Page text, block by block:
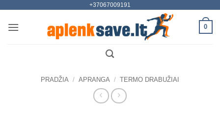
content
+37067009191
0
PRADŽIA / APRANGA / TERMO DRABUŽIAI